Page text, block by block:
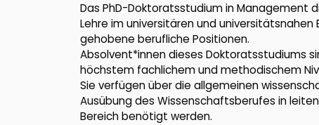
Das PhD-Doktoratsstudium in Management
Lehre im universitären und
gehobene berufliche Positionen.
Absolvent*innen dieses Doktoratsstudiums
höchstem fachlichem und methodischem
Sie verfügen über die allgemeinen
Ausübung des Wissenschaftsberufes in
Bereich benötigt werden.